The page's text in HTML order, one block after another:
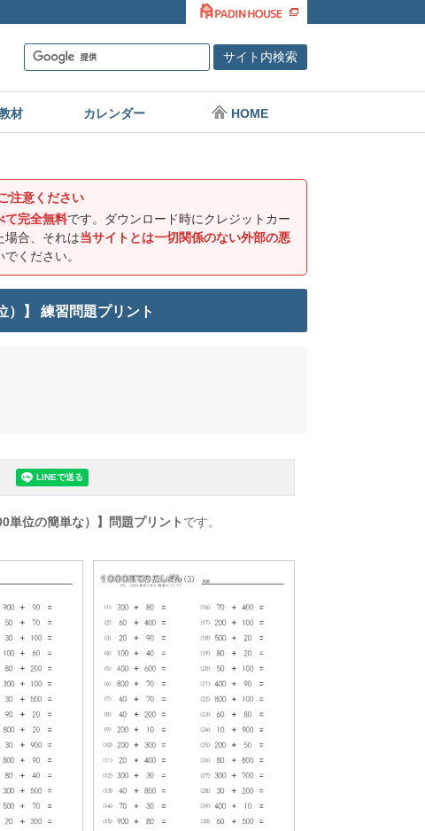
材 カレンダー HOME
注意ください
て完全無料です。ダウンロード時にクレジットカー
場合、それは当サイトとは一切関係のない外部の悪
ください。
）】 練習問題プリント
単位の簡単な）】問題プリント です。